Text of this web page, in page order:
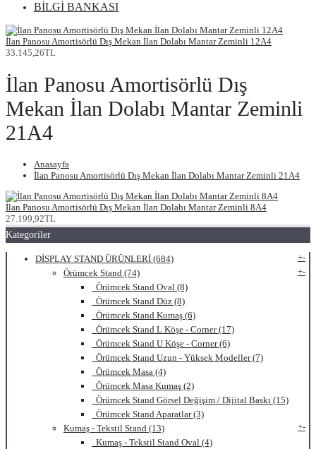
BİLGİ BANKASI
İlan Panosu Amortisörlü Dış Mekan İlan Dolabı Mantar Zeminli 12A4
33.145,26TL
İlan Panosu Amortisörlü Dış
Mekan İlan Dolabı Mantar Zeminli
21A4
Anasayfa
İlan Panosu Amortisörlü Dış Mekan İlan Dolabı Mantar Zeminli 21A4
İlan Panosu Amortisörlü Dış Mekan İlan Dolabı Mantar Zeminli 8A4
27.199,92TL
Kategoriler
DİSPLAY STAND ÜRÜNLERİ (684) +-
Örümcek Stand (74)
+-
Örümcek Stand Oval (8)
Örümcek Stand Düz (8)
Örümcek Stand Kumaş (6)
Örümcek Stand L Köşe - Corner (17)
Örümcek Stand U Köşe - Corner (6)
Örümcek Stand Uzun - Yüksek Modeller (7)
Örümcek Masa (4)
Örümcek Masa Kumaş (2)
Örümcek Stand Görsel Değişim / Dijital Baskı (15)
Örümcek Stand Aparatlar (3)
Kumaş - Tekstil Stand (13)
+-
Kumaş - Tekstil Stand Oval (4)